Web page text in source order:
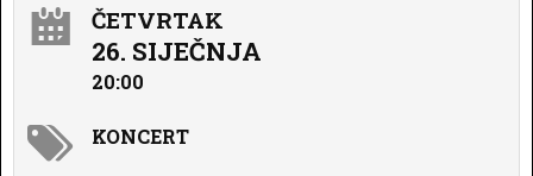
ČETVRTAK
26. SIJEČNJA
20:00
KONCERT